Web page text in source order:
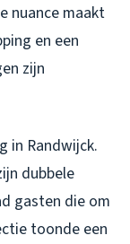
nuance maakt
en een
zijn
in Randwijck.
dubbele
gasten die om
toonde een